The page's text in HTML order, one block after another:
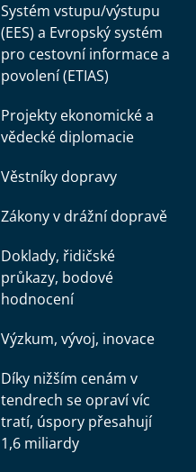
Systém vstupu/výstupu
(EES) a Evropský systém
pro cestovní informace a
povolení (ETIAS)
Projekty ekonomické a
vědecké diplomacie
Věstníky dopravy
Zákony v drážní dopravě
Doklady, řidičské
průkazy, bodové
hodnocení
Výzkum, vývoj, inovace
Díky nižším cenám v
tendrech se opraví víc
tratí, úspory přesahují
1,6 miliardy